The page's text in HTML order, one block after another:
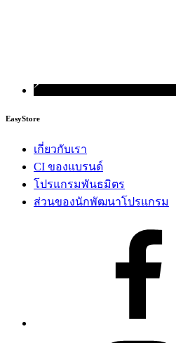
EasyStore
เกี่ยวกับเรา
CI ของแบรนด์
โปรแกรมพันธมิตร
ส่วนของนักพัฒนาโปรแกรม